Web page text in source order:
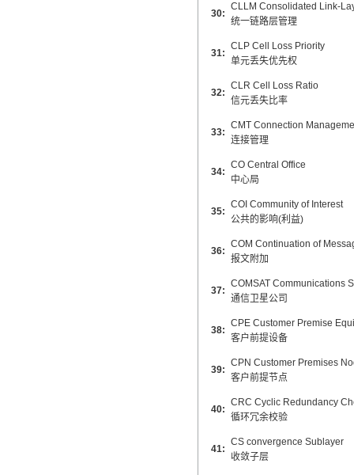
30:
CLLM Consolidated Link-
统一链路层管理
31:
CLP Cell Loss Priority
单元丢失优先权
32:
CLR Cell Loss Ratio
信元丢失比率
33:
CMT Connection
连接管理
34:
CO Central Office
中心局
35:
COI Community of Interest
公共的影响(利益)
36:
COM Continuation of
报文附加
37:
COMSAT Communications
通信卫星公司
38:
CPE Customer Premise
客户前提设备
39:
CPN Customer Premises
客户前提节点
40:
CRC Cyclic Redundancy
循环冗余校验
41:
CS convergence Sublayer
收敛子层